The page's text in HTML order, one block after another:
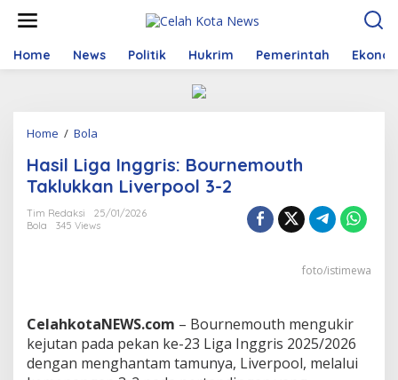
t
Home News Politik Hukrim Pemerintah
Home / Bola
s
i
l
L
i
g
r
i
s
Hasil Liga Inggris: Bournemouth
Taklukkan Liverpool 3-2
Tim Redaksi
25/01/2026
Bola
345 Views
foto/istimewa
CelahkotaNEWS.com – Bournemouth mengukir
kejutan pada pekan ke-23 Liga Inggris 2025/2026
dengan menghantam tamunya, Liverpool, melalui